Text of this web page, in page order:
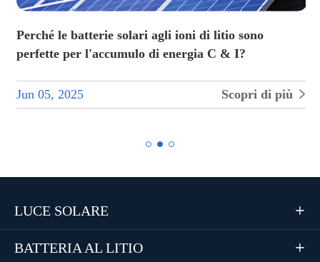
Perché le batterie solari agli ioni di litio sono
perfette per l'accumulo di energia C & I?
Jun 05, 2025 Scopri di più 
LUCE SOLARE 
BATTERIA AL LITIO 